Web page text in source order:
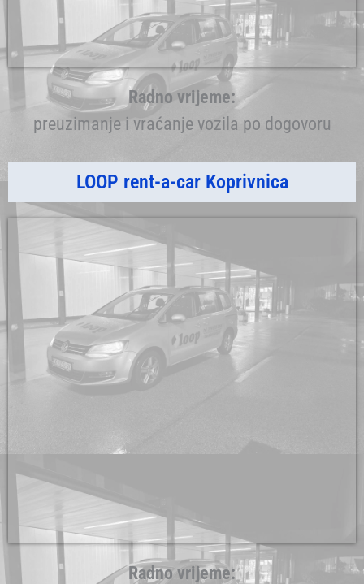
Radno vrijeme:
preuzimanje i vraćanje vozila po dogovoru
LOOP rent-a-car Koprivnica
Radno vrijeme: